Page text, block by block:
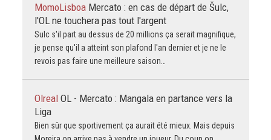
MomoLisboa Mercato : en cas de départ de Šulc,
l'OL ne touchera pas tout l'argent
Sulc s'il part au dessus de 20 millions ça serait magnifique,
je pense qu'il a atteint son plafond l'an dernier et je ne le
revois pas faire une meilleure saison…
Olreal OL - Mercato : Mangala en partance vers la
Liga
Bien sûr que sportivement ça aurait été mieux. Mais depuis